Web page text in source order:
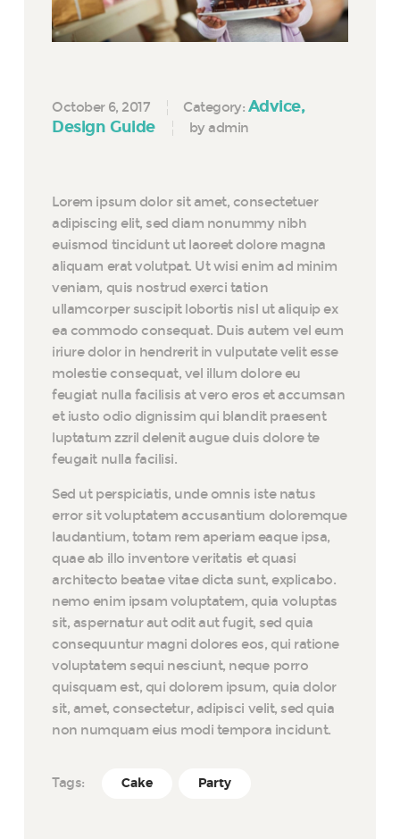
October 6, 2017 Category: Advice
Design Guide
by admin
Lorem ipsum dolor sit amet, consectetuer
adipiscing elit, sed diam nonummy nibh
euismod tincidunt ut laoreet dolore magna
aliquam erat volutpat. Ut wisi enim ad minim
veniam, quis nostrud exerci tation
ullamcorper suscipit lobortis nisl ut aliquip ex
ea commodo consequat. Duis autem vel eum
iriure dolor in hendrerit in vulputate velit esse
molestie consequat, vel illum dolore eu
feugiat nulla facilisis at vero eros et accumsan
et iusto odio dignissim qui blandit praesent
luptatum zzril delenit augue duis dolore te
feugait nulla facilisi.
Sed ut perspiciatis, unde omnis iste natus
error sit voluptatem accusantium doloremque
laudantium, totam rem aperiam eaque ipsa,
quae ab illo inventore veritatis et quasi
architecto beatae vitae dicta sunt, explicabo.
nemo enim ipsam voluptatem, quia voluptas
sit, aspernatur aut odit aut fugit, sed quia
consequuntur magni dolores eos, qui ratione
voluptatem sequi nesciunt, neque porro
quisquam est, qui dolorem ipsum, quia dolor
sit, amet, consectetur, adipisci velit, sed quia
non numquam eius modi tempora incidunt.
Tags: Cake Party